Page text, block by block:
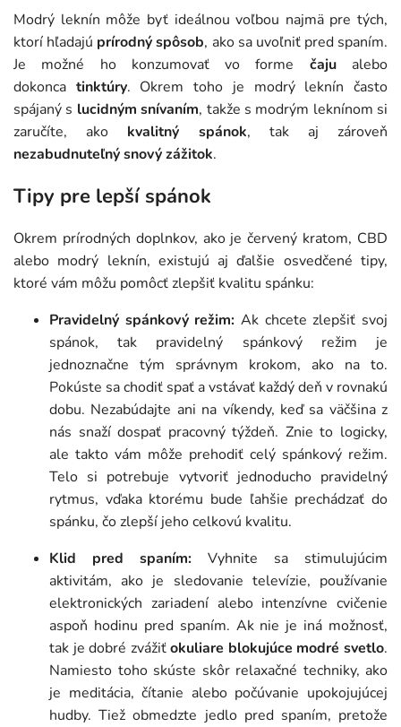
Modrý leknín môže byť ideálnou voľbou najmä pre tých,
ktorí hľadajú prírodný spôsob, ako sa uvoľniť pred spaním.
Je možné ho konzumovať vo forme čajualebo
dokonca tinktúry. Okrem toho je modrý leknín často
spájaný s lucidným snívaním, takže s modrým leknínom si
zaručíte, ako kvalitný spánok, tak aj zároveň
nezabudnuteľný snový zážitok.
Tipy pre lepší spánok
Okrem prírodných doplnkov, ako je červený kratom, CBD
alebo modrý leknín, existujú aj ďalšie osvedčené tipy,
ktoré vám môžu pomôcť zlepšiť kvalitu spánku:
Pravidelný spánkový režim: Ak chcete zlepšiť svoj
spánok, tak pravidelný spánkový režim je
jednoznačne tým správnym krokom, ako na to.
Pokúste sa chodiť spať a vstávať každý deň v rovnakú
dobu. Nezabúdajte ani na víkendy, keď sa väčšina z
nás snaží dospať pracovný týždeň. Znie to logicky,
ale takto vám môže prehodiť celý spánkový režim.
Telo si potrebuje vytvoriť jednoducho pravidelný
rytmus, vďaka ktorému bude ľahšie prechádzať do
spánku, čo zlepší jeho celkovú kvalitu.
Klid pred spaním: Vyhnite sa stimulujúcim
aktivitám, ako je sledovanie televízie, používanie
elektronických zariadení alebo intenzívne cvičenie
aspoň hodinu pred spaním. Ak nie je iná možnosť,
tak je dobré zvážiťokuliare blokujúce modré svetlo.
Namiesto toho skúste skôr relaxačné techniky, ako
je meditácia, čítanie alebo počúvanie upokojujúcej
hudby. Tiež obmedzte jedlo pred spaním, pretože